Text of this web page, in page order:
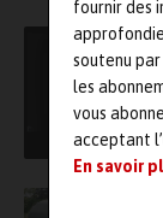
fournir des
soutenu
les
vous
acceptant
En savoir